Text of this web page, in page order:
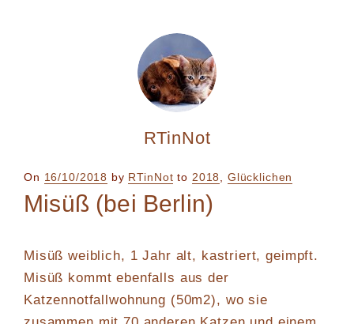
RTinNot
On Posted
on
16/10/2018 by RTinNot to 2018 Glücklichen
Misüß (bei Berlin)
Misüß weiblich, 1 Jahr alt, kastriert, geimpft.
Misüß kommt ebenfalls aus der
Katzennotfallwohnung (50m2), wo sie